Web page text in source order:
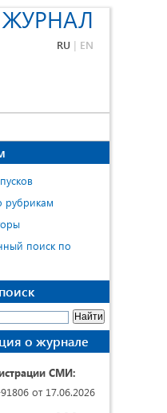
RU | EN
рубрикам
поиск по
о журнале
СМИ:
от 17.06.2026